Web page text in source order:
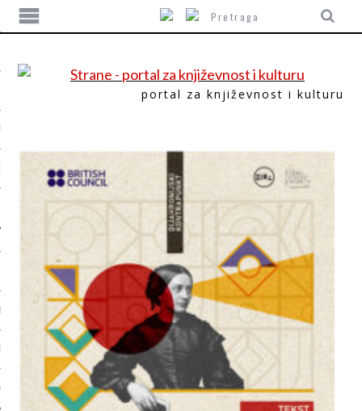
portal za književnost i kulturu